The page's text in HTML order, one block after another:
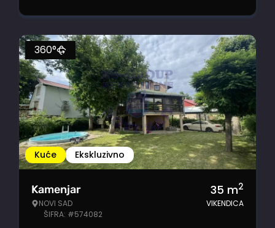
Kuće Ekskluzivno
360°
Kamenjar
NOVI SAD
ŠIFRA: #574082
35 m2
VIKENDICA